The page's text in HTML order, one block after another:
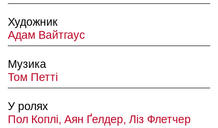
Художник
Адам Вайтгаус
Музика
Том Петті
У ролях
Пол Коплі, Аян Ґелдер, Ліз Флетчер